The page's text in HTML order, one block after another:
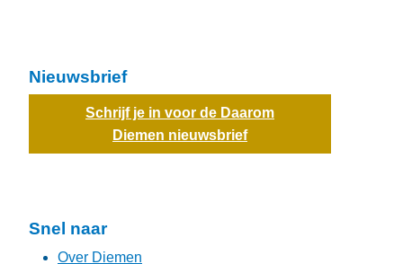
Nieuwsbrief
Schrijf je in voor de Daarom
Diemen nieuwsbrief
Snel naar
Over Diemen